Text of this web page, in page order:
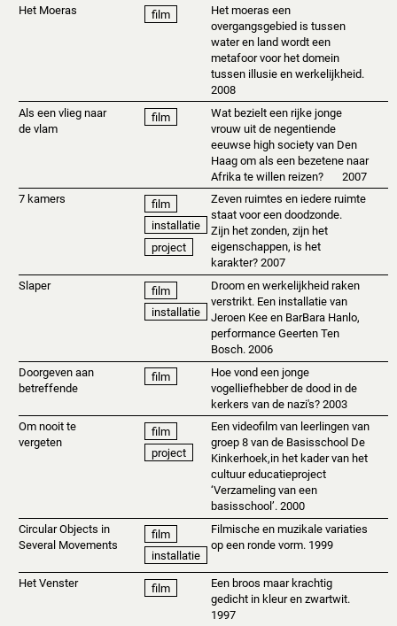
Het Moeras
film
Het moeras een
overgangsgebied is tussen
water en land wordt een
metafoor voor het domein
tussen illusie en werkelijkheid.
2008
Als een vlieg naar
de vlam
film
Wat bezielt een rijke jonge
vrouw uit de negentiende
eeuwse high society van Den
Haag om als een bezetene naar
Afrika te willen reizen? 2007
7 kamers
film
installatie
project
Zeven ruimtes en iedere ruimte
staat voor een doodzonde.
Zijn het zonden, zijn het
eigenschappen, is het
karakter? 2007
Slaper
film
installatie
Droom en werkelijkheid raken
verstrikt. Een installatie van
Jeroen Kee en BarBara Hanlo,
performance Geerten Ten
Bosch. 2006
Doorgeven aan
betreffende
film
Hoe vond een jonge
vogelliefhebber de dood in de
kerkers van de nazi's? 2003
Om nooit te
vergeten
film
project
Een videofilm van leerlingen van
groep 8 van de Basisschool De
Kinkerhoek,in het kader van het
cultuur educatieproject
‘Verzameling van een
basisschool’. 2000
Circular Objects in
Several Movements
film
installatie
Filmische en muzikale variaties
op een ronde vorm. 1999
Het Venster film
Een broos maar krachtig
gedicht in kleur en zwartwit.
1997